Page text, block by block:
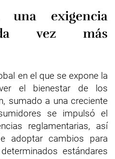
una exigencia
vez más
en el que se expone la
el bienestar de los
sumado a una creciente
se impulsó el
reglamentarias, así
adoptar cambios para
estándares